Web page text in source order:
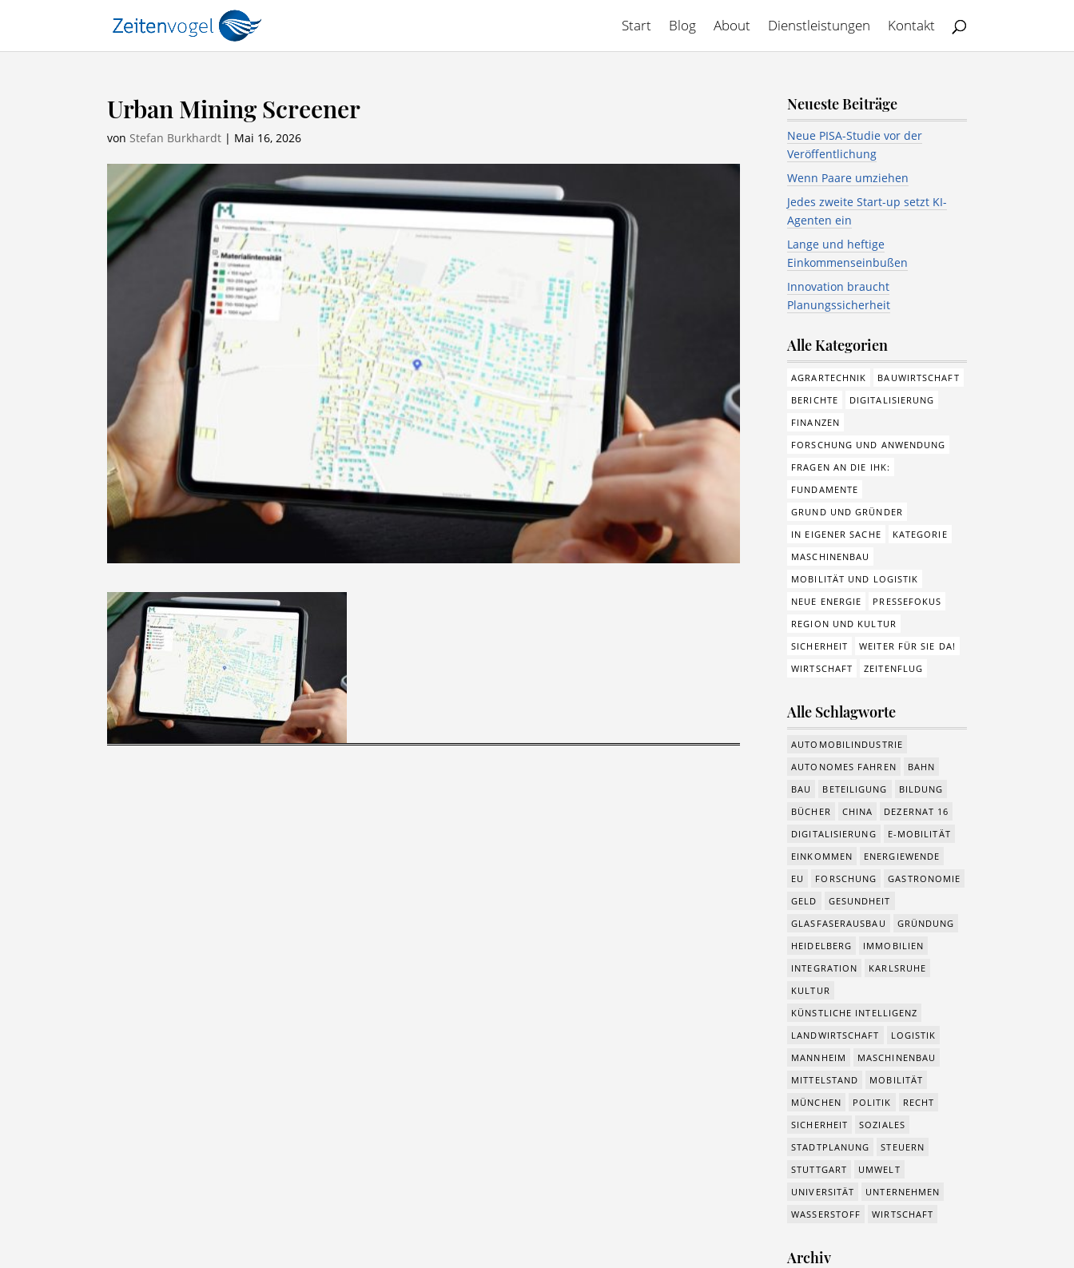
Start Blog About Dienstleistungen Kontakt
Urban Mining Screener
vonStefan Burkhardt | Mai 16, 2026
Neueste Beiträge
Neue PISA-Studie vor der
Veröffentlichung
Wenn Paare umziehen
Jedes zweite Start-up setzt KI-
Agenten ein
Lange und heftige
Einkommenseinbußen
Innovation braucht
Planungssicherheit
Alle Kategorien
AGRARTECHNIK
BAUWIRTSCHAFT
BERICHTE
DIGITALISIERUNG
FINANZEN
FORSCHUNG UND ANWENDUNG
FRAGEN AN DIE IHK:
FUNDAMENTE
GRUND UND GRÜNDER
IN EIGENER SACHE
KATEGORIE
MASCHINENBAU
MOBILITÄT UND LOGISTIK
NEUE ENERGIE
PRESSEFOKUS
REGION UND KULTUR
SICHERHEIT
WEITER FÜR SIE DA!
WIRTSCHAFT
ZEITENFLUG
Alle Schlagworte
AUTOMOBILINDUSTRIE
AUTONOMES FAHREN
BAHN
BAU
BETEILIGUNG
BILDUNG
BÜCHER
CHINA
DEZERNAT 16
DIGITALISIERUNG
E-MOBILITÄT
EINKOMMEN
ENERGIEWENDE
EU
FORSCHUNG
GASTRONOMIE
GELD
GESUNDHEIT
GLASFASERAUSBAU
GRÜNDUNG
HEIDELBERG
IMMOBILIEN
INTEGRATION
KARLSRUHE
KULTUR
KÜNSTLICHE INTELLIGENZ
LANDWIRTSCHAFT
LOGISTIK
MANNHEIM
MASCHINENBAU
MITTELSTAND
MOBILITÄT
MÜNCHEN
POLITIK
RECHT
SICHERHEIT
SOZIALES
STADTPLANUNG
STEUERN
STUTTGART
UMWELT
UNIVERSITÄT
UNTERNEHMEN
WASSERSTOFF
WIRTSCHAFT
Archiv